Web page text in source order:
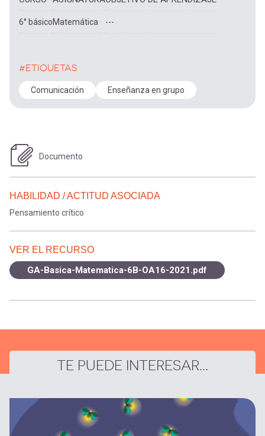
6° básicoMatemática ---
#ETIQUETAS
Comunicación Enseñanza en grupo
Documento
HABILIDAD / ACTITUD ASOCIADA
Pensamiento crítico
VER EL RECURSO
GA-Basica-Matematica-6B-OA16-2021.pdf
TE PUEDE INTERESAR...